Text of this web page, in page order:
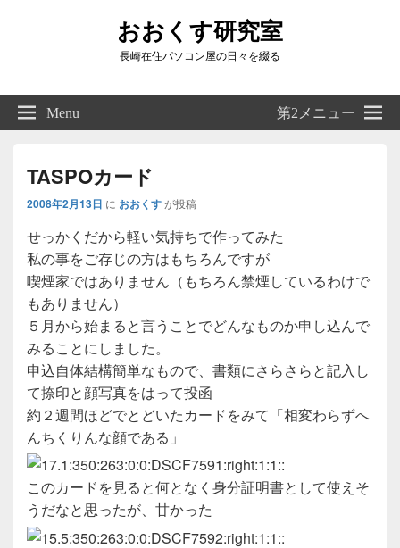
おおくす研究室
長崎在住パソコン屋の日々を綴る
Right
Sidebar
Widget
Menu 第2メニュー
TASPOカード
2008年2月13日 に おおくすが投稿
せっかくだから軽い気持ちで作ってみた
私の事をご存じの方はもちろんですが
喫煙家ではありません（もちろん禁煙しているわけで
もありません）
５月から始まると言うことでどんなものか申し込んで
みることにしました。
申込自体結構簡単なもので、書類にさらさらと記入し
て捺印と顔写真をはって投函
約２週間ほどでとどいたカードをみて「相変わらずへ
んちくりんな顔である」
このカードを見ると何となく身分証明書として使えそ
うだなと思ったが、甘かった